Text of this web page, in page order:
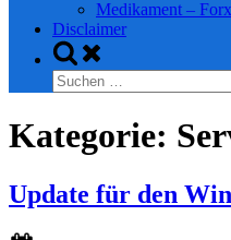
Medikament –
Disclaimer
Toggle
search
form
Suchen
nach:
Kategorie:
Update für den